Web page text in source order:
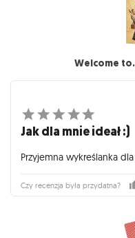
Welcome
Jak dla mnie ideał :)
Przyjemna wykreślanka
Czy recenzja była przydatna?